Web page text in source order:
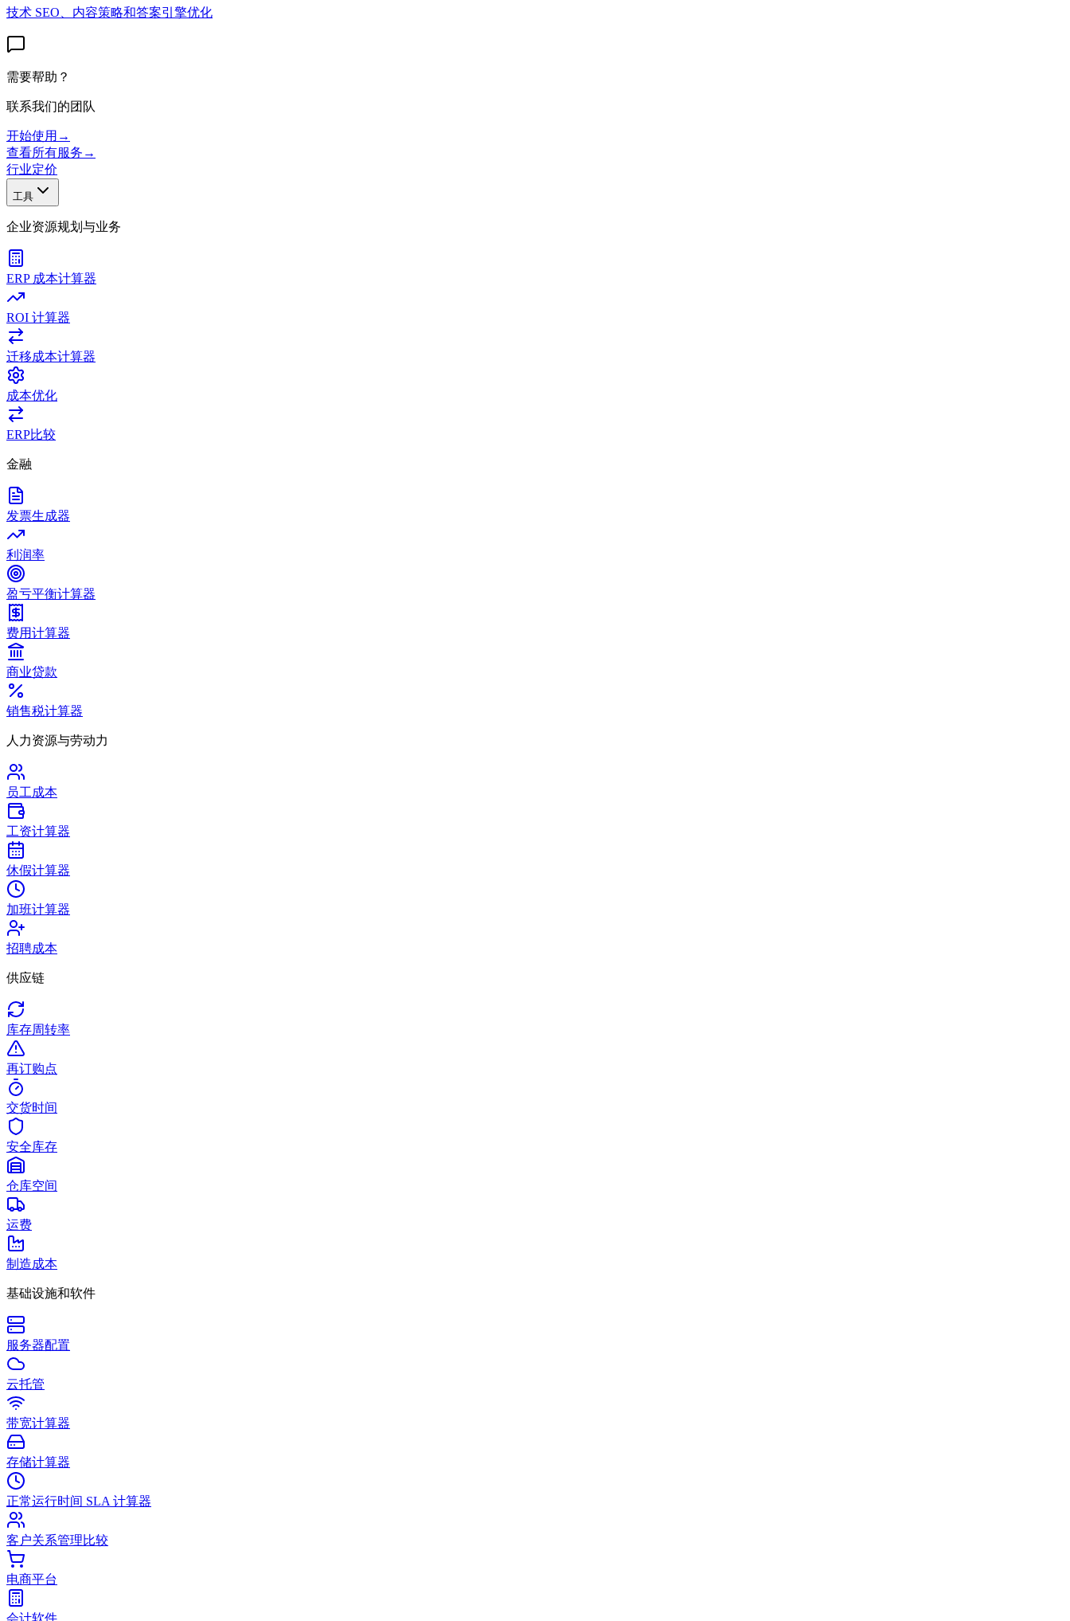
技术 SEO、内容策略和答案引擎优化
需要帮助？
联系我们的团队
开始使用 →
查看所有服务 →
行业定价
工具
企业资源规划与业务
ERP 成本计算器
ROI 计算器
迁移成本计算器
成本优化
ERP比较
金融
发票生成器
利润率
盈亏平衡计算器
费用计算器
商业贷款
销售税计算器
人力资源与劳动力
员工成本
工资计算器
休假计算器
加班计算器
招聘成本
供应链
库存周转率
再订购点
交货时间
安全库存
仓库空间
运费
制造成本
基础设施和软件
服务器配置
云托管
带宽计算器
存储计算器
正常运行时间 SLA 计算器
客户关系管理比较
电商平台
会计软件